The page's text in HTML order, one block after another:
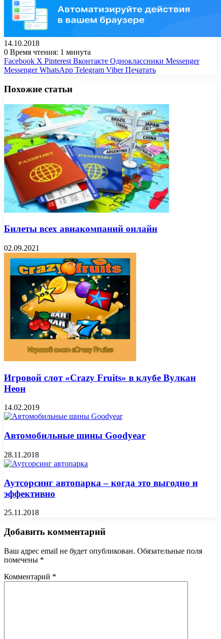
14.10.2018
0 Время чтения: 1 минута
Facebook X Pinterest Вконтакте Одноклассники Messenger
Messenger WhatsApp Telegram Viber Печатать
Похожие статьи
Билеты всех авиакомпаний онлайн
02.09.2021
Игровой слот «Crazy Fruits» в клубе Вулкан
Неон
14.02.2019
Автомобильные шины Goodyear
28.11.2018
Аутсорсинг автопарка – когда это выгодно и
эффективно
25.11.2018
Добавить комментарий
Ваш адрес email не будет опубликован. Обязательные поля
помечены *
Комментарий *